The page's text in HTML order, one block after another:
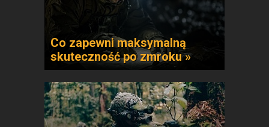
Co zapewni maksymalną
skuteczność po zmroku »